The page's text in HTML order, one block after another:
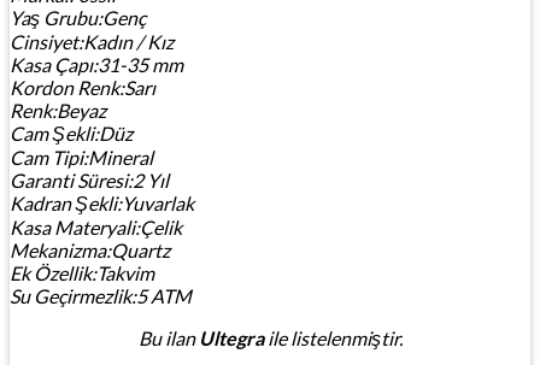
Yaş Grubu:Genç
Cinsiyet:Kadın / Kız
Kasa Çapı:31-35 mm
Kordon Renk:Sarı
Renk:Beyaz
Cam Şekli:Düz
Cam Tipi:Mineral
Garanti Süresi:2 Yıl
Kadran Şekli:Yuvarlak
Kasa Materyali:Çelik
Mekanizma:Quartz
Ek Özellik:Takvim
Su Geçirmezlik:5 ATM
Bu ilan Ultegraile listelenmiştir.